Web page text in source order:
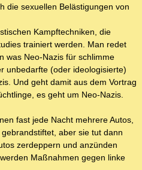
die sexuellen Belästigungen von
Kampftechniken, die
trainiert werden. Man redet
was Neo-Nazis für schlimme
unbedarfte (oder ideologisierte)
Und geht damit aus dem Vortrag
es geht um Neo-Nazis.
fast jede Nacht mehrere Autos,
aber sie tut dann
zerdeppern und anzünden
Maßnahmen gegen linke